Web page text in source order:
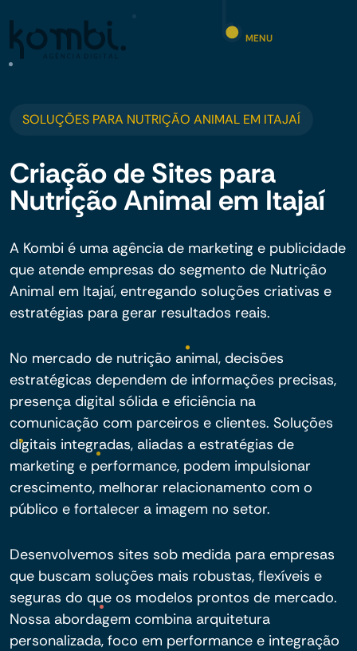
MENU
SOLUÇÕES PARA NUTRIÇÃO ANIMAL EM ITAJAÍ
Criação de Sites para
Nutrição Animal em Itajaí
A Kombi é uma agência de marketing e publicidade
que atende empresas do segmento de Nutrição
Animal em Itajaí, entregando soluções criativas e
estratégias para gerar resultados reais.
No mercado de nutrição animal, decisões
estratégicas dependem de informações precisas,
presença digital sólida e eficiência na
comunicação com parceiros e clientes. Soluções
digitais integradas, aliadas a estratégias de
marketing e performance, podem impulsionar
crescimento, melhorar relacionamento com o
público e fortalecer a imagem no setor.
Desenvolvemos sites sob medida para empresas
que buscam soluções mais robustas, flexíveis e
seguras do que os modelos prontos de mercado.
Nossa abordagem combina arquitetura
personalizada, foco em performance e integração